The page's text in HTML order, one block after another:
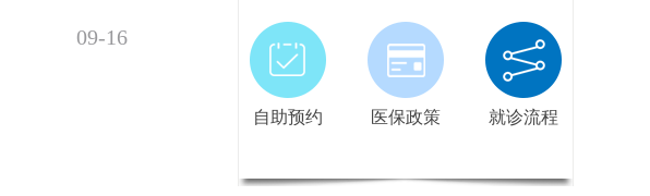
09-16
自助预约 医保政策 就诊流程